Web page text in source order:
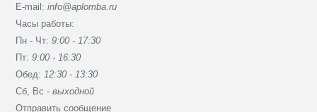
E-mail:info@aplomba.ru
Часы работы:
Пн - Чт:9:00 - 17:30
Пт:9:00 - 16:30
Обед: 12:30 - 13:30
Сб, Вc -выходной
Отправить сообщение